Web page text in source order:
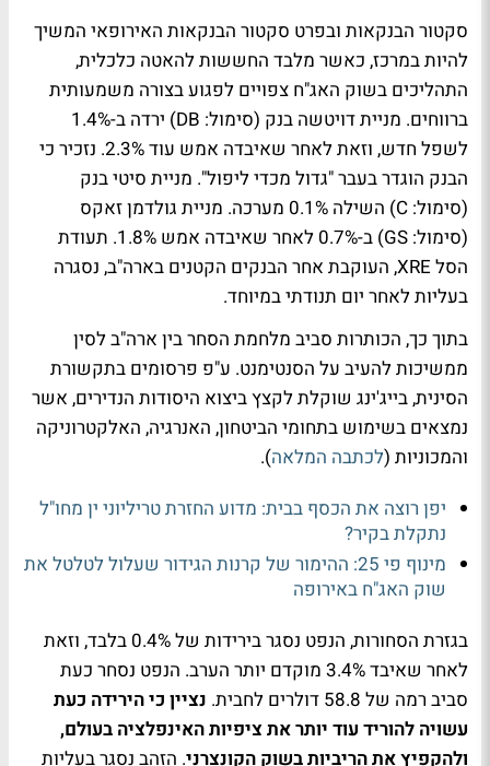
סקטור הבנקאות ובפרט סקטור הבנקאות האירופאי המשיך
להיות במרכז, כאשר מלבד החששות להאטה כלכלית,
התהליכים בשוק האג"ח צפויים לפגוע בצורה משמעותית
ברווחים. מניית דויטשה בנק (סימול: DB) ירדה ב-1.4%
לשפל חדש, וזאת לאחר שאיבדה אמש עוד 2.3%. נזכיר כי
הבנק הוגדר בעבר "גדול מכדי ליפול". מניית סיטי בנק
(סימול: C) השילה 0.1% מערכה. מניית גולדמן זאקס
(סימול: GS) ב-0.7% לאחר שאיבדה אמש 1.8%. תעודת
הסל XRE, העוקבת אחר הבנקים הקטנים בארה"ב, נסגרה
בעליות לאחר יום תנודתי במיוחד.
בתוך כך, הכותרות סביב מלחמת הסחר בין ארה"ב לסין
ממשיכות להעיב על הסנטימנט. ע"פ פרסומים בתקשורת
הסינית, בייג'ינג שוקלת לקצץ ביצוא היסודות הנדירים, אשר
נמצאים בשימוש בתחומי הביטחון, האנרגיה, האלקטרוניקה
והמכוניות (לכתבה המלאה).
יפן רוצה את הכסף בבית: מדוע החזרת טריליוני ין מחו"ל
נתקלת בקיר?
מינוף פי 25: ההימור של קרנות הגידור שעלול לטלטל את
שוק האג"ח באירופה
בגזרת הסחורות, הנפט נסגר בירידות של 0.4% בלבד, וזאת
לאחר שאיבד 3.4% מוקדם יותר הערב. הנפט נסחר כעת
סביב רמה של 58.8 דולרים לחבית.
נציין כי הירידה כעת
עשויה להוריד עוד יותר את ציפיות האינפלציה בעולם,
ולהקפיץ את הריביות בשוק הקונצרני. הזהב נסגר בעליות